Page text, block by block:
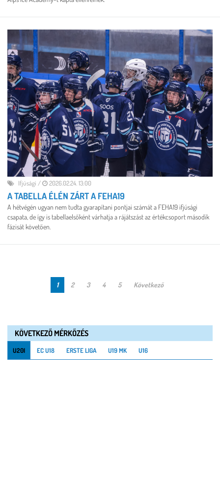
Ifjúsági / 2026.02.24. 13:00
A TABELLA ÉLÉN ZÁRT A FEHA19
A hétvégén ugyan nem tudta gyarapítani pontjai számát a FEHA19 ifjúsági
csapata, de így is tabellaelsőként várhatja a rájátszást az értékcsoport második
fázisát követően.
1 2 3 4 5 Következő
KÖVETKEZŐ MÉRKŐZÉS
U20I EC U18 ERSTE LIGA U19 MK U16